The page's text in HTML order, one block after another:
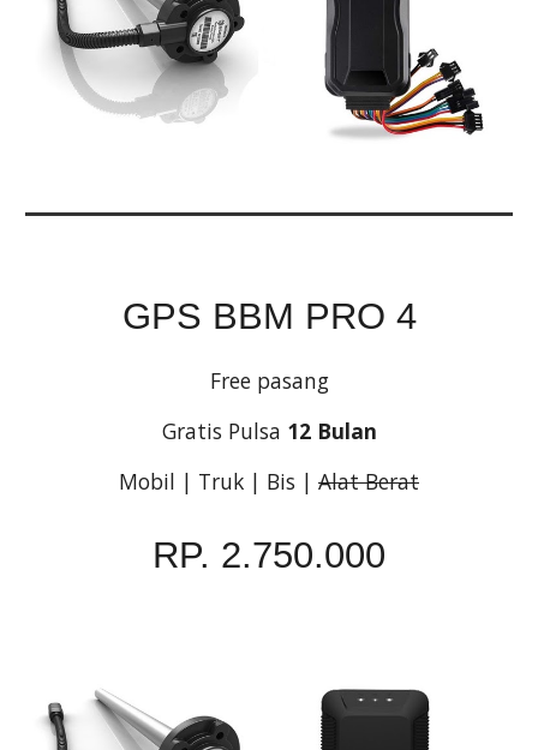
GPS BBM PRO 4
Free pasang
Gratis Pulsa 12 Bulan
Mobil | Truk | Bis | Alat Berat
RP. 2.750.000